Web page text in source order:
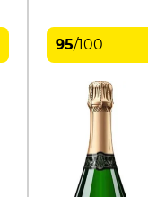
95/100